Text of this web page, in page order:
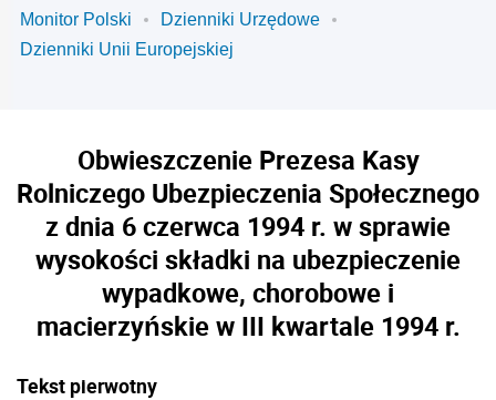
Monitor Polski
Dzienniki Urzędowe
Dzienniki Unii Europejskiej
Obwieszczenie Prezesa Kasy
Rolniczego Ubezpieczenia Społecznego
z dnia 6 czerwca 1994 r. w sprawie
wysokości składki na ubezpieczenie
wypadkowe, chorobowe i
macierzyńskie w III kwartale 1994 r.
Tekst pierwotny